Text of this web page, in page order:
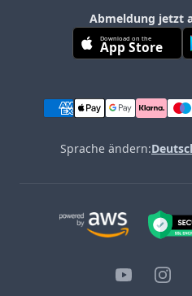
Abmeldung jetzt
Download on the
App Store
Sprache ändern:
YouTube